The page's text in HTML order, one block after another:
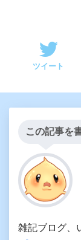
ツイート
この記事を
雑記ブログ、